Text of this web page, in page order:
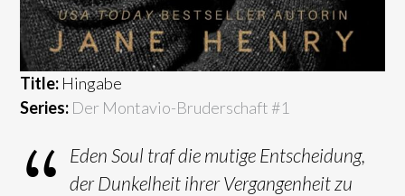
Title: Hingabe
Series: Der Montavio-Bruderschaft #1
Eden Soul traf die mutige Entscheidung,
der Dunkelheit ihrer Vergangenheit zu